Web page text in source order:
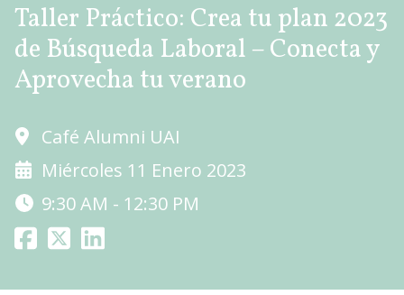
Taller Práctico: Crea tu plan 2023
de Búsqueda Laboral – Conecta y
Aprovecha tu verano
Café Alumni UAI
Miércoles 11 Enero 2023
9:30 AM - 12:30 PM